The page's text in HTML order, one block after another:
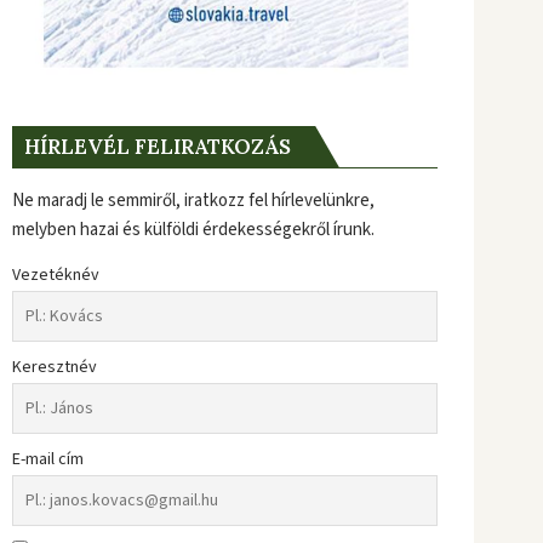
HÍRLEVÉL FELIRATKOZÁS
Ne maradj le semmiről, iratkozz fel hírlevelünkre,
melyben hazai és külföldi érdekességekről írunk.
Vezetéknév
Keresztnév
E-mail cím